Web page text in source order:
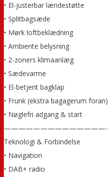
• El-justerbar lændestøtte
• Splitbagsæde
• Mørk loftbeklædning
• Ambiente belysning
• 2-zoners klimaanlæg
• Sædevarme
• El-betjent bagklap
• Frunk (ekstra bagagerum foran)
• Nøglefri adgang & start
——————————————-
Teknologi & Forbindelse
• Navigation
• DAB+ radio